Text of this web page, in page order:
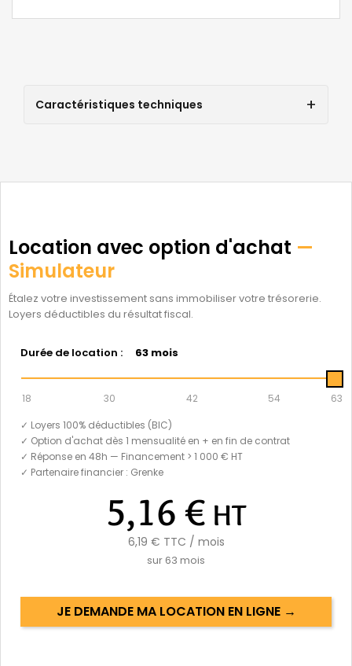
Caractéristiques techniques
Location avec option d'achat —
Simulateur
Étalez votre investissement sans immobiliser votre trésorerie.
Loyers déductibles du résultat fiscal.
Durée de location : 63 mois
18 30 42 54
63
✓ Loyers 100% déductibles (BIC)
✓ Option d'achat dès 1 mensualité en + en fin de contrat
✓ Réponse en 48h — Financement > 1 000 € HT
✓ Partenaire financier : Grenke
5,16 € HT
6,19 € TTC / mois
sur 63 mois
JE DEMANDE MA LOCATION EN LIGNE →